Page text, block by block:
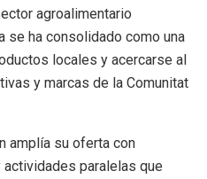
agroalimentario
se ha consolidado como una
locales y acercarse al
y marcas de la Comunitat
amplía su oferta con
paralelas que